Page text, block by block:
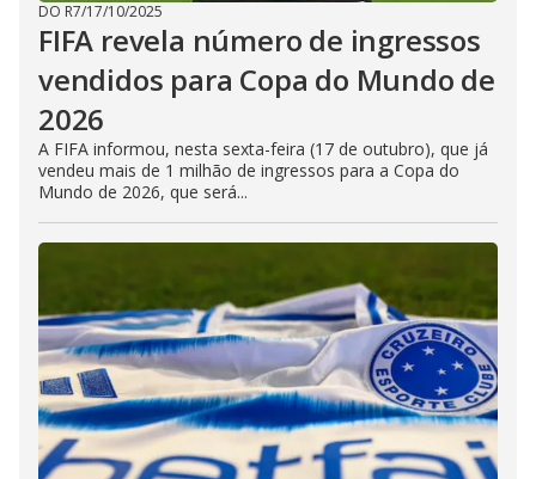
DO R7/17/10/2025
FIFA revela número de ingressos
vendidos para Copa do Mundo de
2026
A FIFA informou, nesta sexta-feira (17 de outubro), que já
vendeu mais de 1 milhão de ingressos para a Copa do
Mundo de 2026, que será...